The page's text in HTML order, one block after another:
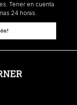
Tener en cuenta
24 horas.